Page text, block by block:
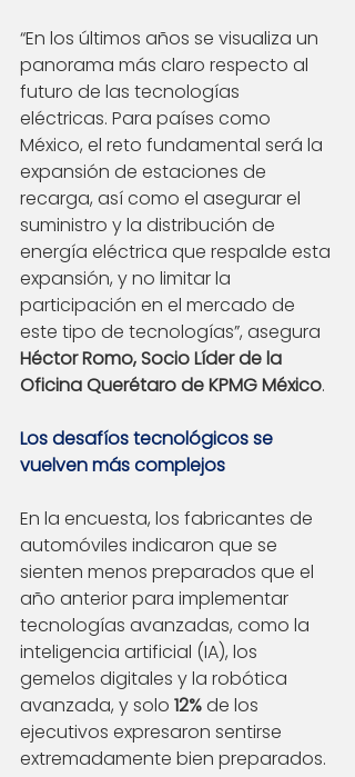
“En los últimos años se visualiza un
panorama más claro respecto al
futuro de las tecnologías
eléctricas. Para países como
México, el reto fundamental será la
expansión de estaciones de
recarga, así como el asegurar el
suministro y la distribución de
energía eléctrica que respalde esta
expansión, y no limitar la
participación en el mercado de
este tipo de tecnologías”, asegura
Héctor Romo, Socio Líder de la
Oficina Querétaro de KPMG México.
Los desafíos tecnológicos se
vuelven más complejos
En la encuesta, los fabricantes de
automóviles indicaron que se
sienten menos preparados que el
año anterior para implementar
tecnologías avanzadas, como la
inteligencia artificial (IA), los
gemelos digitales y la robótica
avanzada, y solo 12% de los
ejecutivos expresaron sentirse
extremadamente bien preparados.